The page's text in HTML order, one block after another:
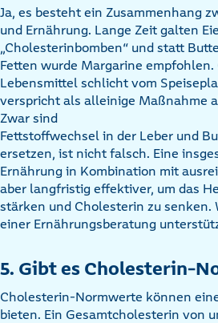
Ja, es besteht ein Zusammenhang
und Ernährung. Lange Zeit galten
„Cholesterinbomben“ und statt
Fetten wurde Margarine
Lebensmittel schlicht vom
verspricht als alleinige Maßnahme
Zwar sind
Fettstoffwechsel in der Leber und
ersetzen, ist nicht falsch. Eine
Ernährung in Kombination mit
aber langfristig effektiver, um das
stärken und Cholesterin zu senken.
einer Ernährungsberatung
5. Gibt es Cholesterin-
Cholesterin-Normwerte können
bieten. Ein Gesamtcholesterin von